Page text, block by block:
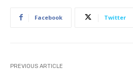
Facebook Twitter
PREVIOUS ARTICLE